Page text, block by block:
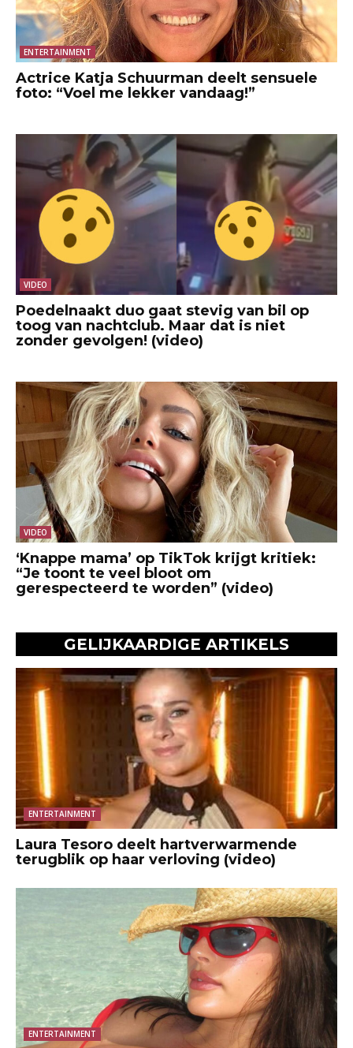
ENTERTAINMENT
Actrice Katja Schuurman deelt sensuele
foto: “Voel me lekker vandaag!”
VIDEO
Poedelnaakt duo gaat stevig van bil op
toog van nachtclub. Maar dat is niet
zonder gevolgen! (video)
VIDEO
‘Knappe mama’ op TikTok krijgt kritiek:
“Je toont te veel bloot om
gerespecteerd te worden” (video)
GELIJKAARDIGE ARTIKELS
ENTERTAINMENT
Laura Tesoro deelt hartverwarmende
terugblik op haar verloving (video)
ENTERTAINMENT